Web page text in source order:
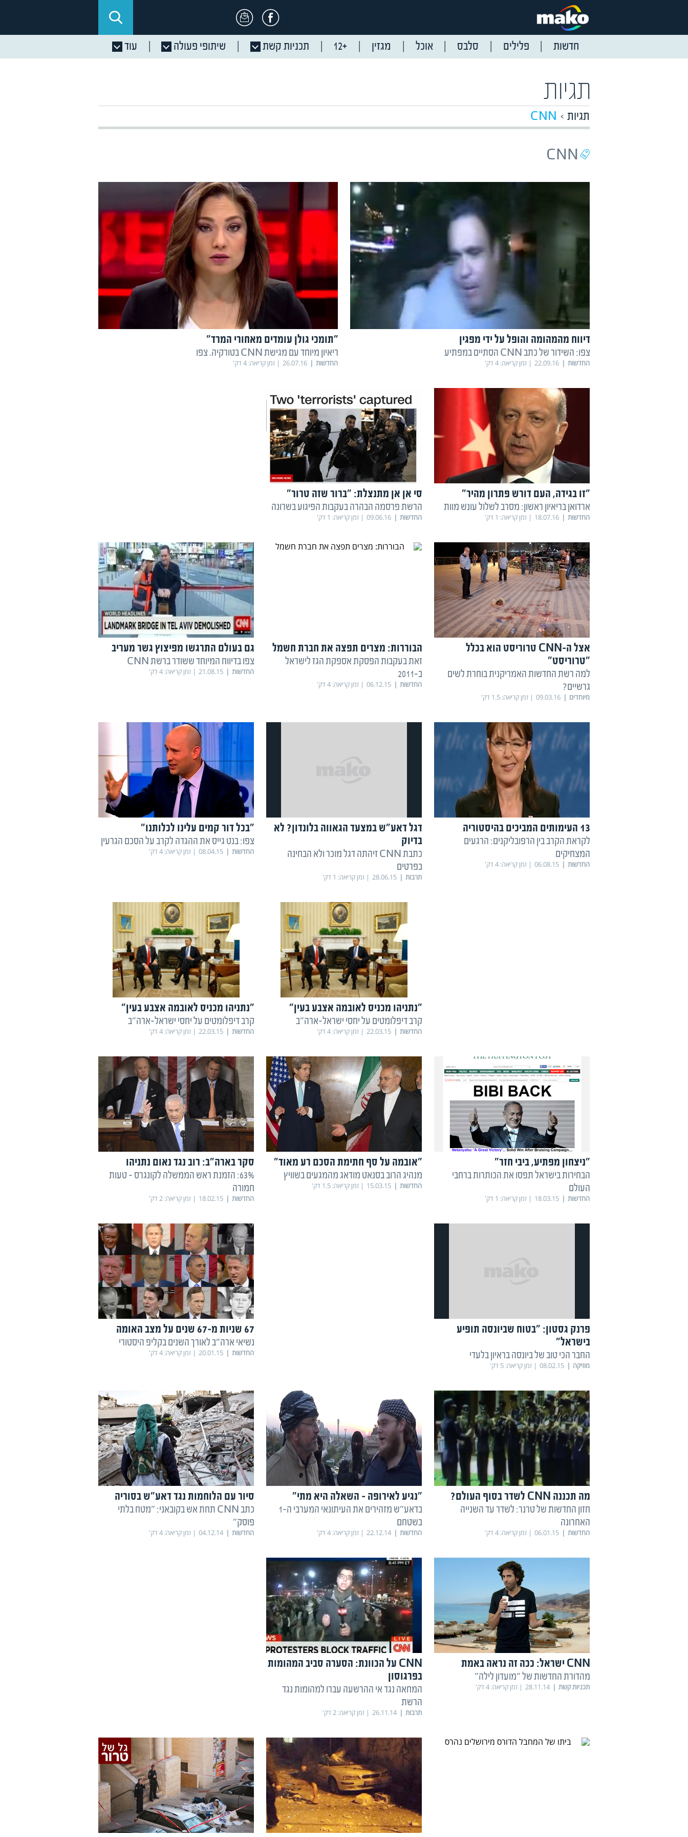
חדשות פלילים סלבס אוכל מגזין +12 תכניות קשת שיתופי פעולה עוד
תגיות
תגיות CNN
CNN
דיווח מהמהומה והופל על ידי מפגין
צפו: השידור של כתב CNN הסתיים במפתיע
החדשות 22.09.16 זמן קריאה:4 דק'
"תומכי גולן עומדים מאחורי המרד"
ריאיון מיוחד עם מגישת CNN בטורקיה. צפו
החדשות 26.07.16 זמן קריאה:4 דק'
"זו בגידה, העם דורש פתרון מהיר"
ארדואן בריאיון ראשון: מסרב לשלול עונש מוות
החדשות 18.07.16 זמן קריאה: 1 דק'
סי אן אן מתנצלת: "ברור שזה טרור"
הרשת פרסמה הבהרה בעקבות הפיגוע בשרונה
החדשות 09.06.16 זמן קריאה: 1 דק'
אצל ה-CNN טרוריסט הוא בכלל
"טרוריסט"
למה רשת החדשות האמריקנית בוחרת לשים
גרשיים?
מיוחדים 09.03.16 זמן קריאה:1.5 דק'
הבוררות: מצרים תפצה את חברת חשמל
זאת בעקבות הפסקת אספקת הגז לישראל
ב-2011
החדשות 06.12.15 זמן קריאה:4 דק'
גם בעולם התרגשו מפיצוץ גשר מעריב
צפו בדיווח המיוחד ששודר ברשת CNN
החדשות 21.08.15 זמן קריאה:4 דק'
13 העימותים המביכים בהיסטוריה
לקראת הקרב בין הרפובליקנים: הרגעים
המצחיקים
החדשות 06.08.15 זמן קריאה:4 דק'
דגל דאע"ש במצעד הגאווה בלונדון? לא
בדיוק
כתבת CNN זיהתה דגל מוכר ולא הבחינה
בפרטים
תרבות 28.06.15 זמן קריאה: 1 דק'
"בכל דור קמים עלינו לכלותנו"
צפו: בנט גייס את ההגדה לקרב על הסכם הגרעין
החדשות 08.04.15 זמן קריאה:4 דק'
"נתניהו מכניס לאובמה אצבע בעין"
קרב דיפלומטים על יחסי ישראל-ארה"ב
החדשות 22.03.15 זמן קריאה:4 דק'
"נתניהו מכניס לאובמה אצבע בעין"
קרב דיפלומטים על יחסי ישראל-ארה"ב
החדשות 22.03.15 זמן קריאה:4 דק'
"ניצחון מפתיע, ביבי חזר"
הבחירות בישראל תפסו את הכותרות ברחבי
העולם
החדשות 18.03.15 זמן קריאה: 1 דק'
"אובמה על סף חתימת הסכם רע מאוד"
מנהיג הרוב בסנאט מודאג מהמגעים בשוויץ
החדשות 15.03.15 זמן קריאה:1.5 דק'
סקר בארה"ב: רוב נגד נאום נתניהו
63%: הזמנת ראש הממשלה לקונגרס - טעות
חמורה
החדשות 18.02.15 זמן קריאה:2 דק'
פרנק גסטון: "בטוח שביונסה תופיע
בישראל"
החבר הכי טוב של ביונסה בראיון בלעדי
מוזיקה 08.02.15 זמן קריאה:5 דק'
67 שניות מ-67 שנים על מצב האומה
נשיאי ארה"ב לאורך השנים בקליפ היסטורי
החדשות 20.01.15 זמן קריאה:4 דק'
מה תכננה CNN לשדר בסוף העולם?
חזון החדשות של טרנר: לשדר עד השנייה
האחרונה
החדשות 06.01.15 זמן קריאה:4 דק'
"נגיע לאירופה – השאלה היא מתי"
בדאע"ש מזהירים את העיתונאי המערבי ה-1
בשטחם
החדשות 22.12.14 זמן קריאה:4 דק'
סיור עם הלוחמות נגד דאע"ש בסוריה
כתב CNN תחת אש בקובאני: "מטח בלתי
פוסק"
החדשות 04.12.14 זמן קריאה:4 דק'
CNN ישראל: ככה זה נראה באמת
מהדורת החדשות של "מועדון לילה"
תכניות קשת 28.11.14 זמן קריאה:4 דק'
CNN על הכוונת: הסערה סביב המהומות
בפרגוסון
המחאה נגד אי ההרשעה עברו למהומות נגד
הרשת
תרבות 26.11.14 זמן קריאה:2 דק'